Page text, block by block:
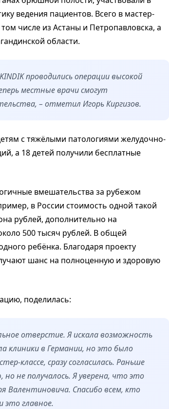
ведения пациентов. Всего в мастер-
числе из Астаны и Петропавловска, а
области.
проводились операции высокой
местные врачи смогут
– отметил Игорь Киргизов.
с тяжёлыми патологиями желудочно-
а 18 детей получили бесплатные
вмешательства за рубежом
в России стоимость одной такой
рублей, дополнительно на
500 тысяч рублей. В общей
ребёнка. Благодаря проекту
шанс на полноценную и здоровую
поделилась:
отверстие. Я искала возможность
клиники в Германии, но это было
классе, сразу согласилась. Раньше
не получалось. Я уверена, что это
Валентиновича. Спасибо всем, кто
это главное.